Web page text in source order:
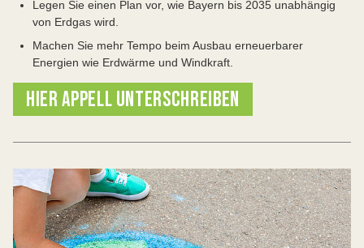
Legen Sie einen Plan vor, wie Bayern bis 2035 unabhängig
von Erdgas wird.
Machen Sie mehr Tempo beim Ausbau erneuerbarer
Energien wie Erdwärme und Windkraft.
HIER APPELL UNTERSCHREIBEN